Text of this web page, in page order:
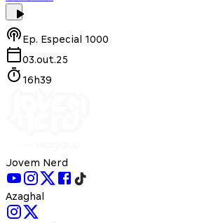
Ep. Especial 1000
03.out.25
16h39
Jovem Nerd
Azaghal